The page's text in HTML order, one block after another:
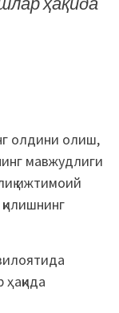
олдини олиш,
мавжудлиги
ижтимоий